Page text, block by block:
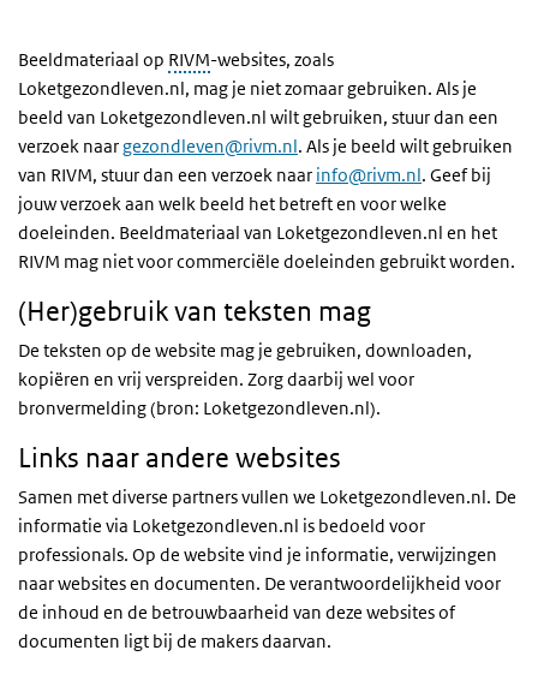
Beeldmateriaal op RIVM-websites, zoals
Loketgezondleven.nl, mag je niet zomaar gebruiken. Als je
beeld van Loketgezondleven.nl wilt gebruiken, stuur dan een
verzoek naargezondleven@rivm.nl. Als je beeld wilt gebruiken
van RIVM, stuur dan een verzoek naar info@rivm.nl. Geef bij
jouw verzoek aan welk beeld het betreft en voor welke
doeleinden. Beeldmateriaal van Loketgezondleven.nl en het
RIVM mag niet voor commerciële doeleinden gebruikt worden.
(Her)gebruik van teksten mag
De teksten op de website mag je gebruiken, downloaden,
kopiëren en vrij verspreiden. Zorg daarbij wel voor
bronvermelding (bron: Loketgezondleven.nl).
Links naar andere websites
Samen met diverse partners vullen we Loketgezondleven.nl. De
informatie via Loketgezondleven.nl is bedoeld voor
professionals. Op de website vind je informatie, verwijzingen
naar websites en documenten. De verantwoordelijkheid voor
de inhoud en de betrouwbaarheid van deze websites of
documenten ligt bij de makers daarvan.